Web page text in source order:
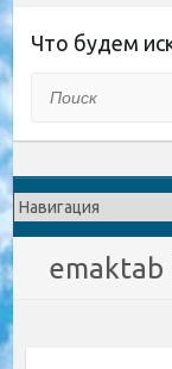
Что будем
emaktab